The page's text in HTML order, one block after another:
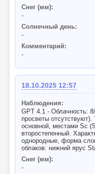
Снег (мм):
-
Солнечный день:
-
Комментарий:
-
18.10.2025 12:57
Наблюдения:
GPT 4.1 - Облачность:
просветы
основной, местами Sc
второстепенный.
однородные, форма
облаков: нижний ярус
Снег (мм):
-